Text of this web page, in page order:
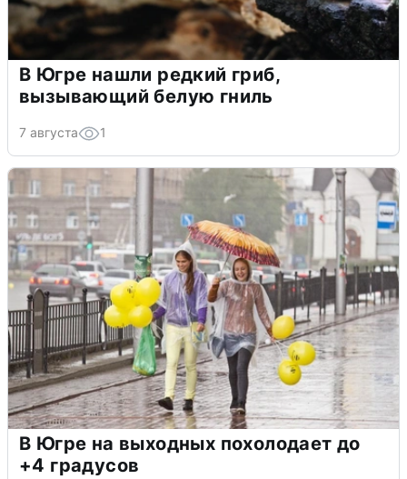
В Югре нашли редкий гриб,
вызывающий белую гниль
7 августа 1
В Югре на выходных похолодает до
+4 градусов